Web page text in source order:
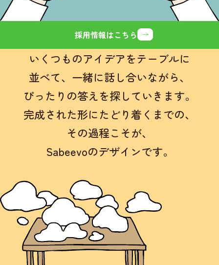
採用情報はこちら
いくつものアイデアをテーブルに
並べて、 一緒に話し合いながら、
ぴったりの答えを探していきます。
完成された形にたどり着くまでの、
その過程こそが、
Sabeevoのデザインです。